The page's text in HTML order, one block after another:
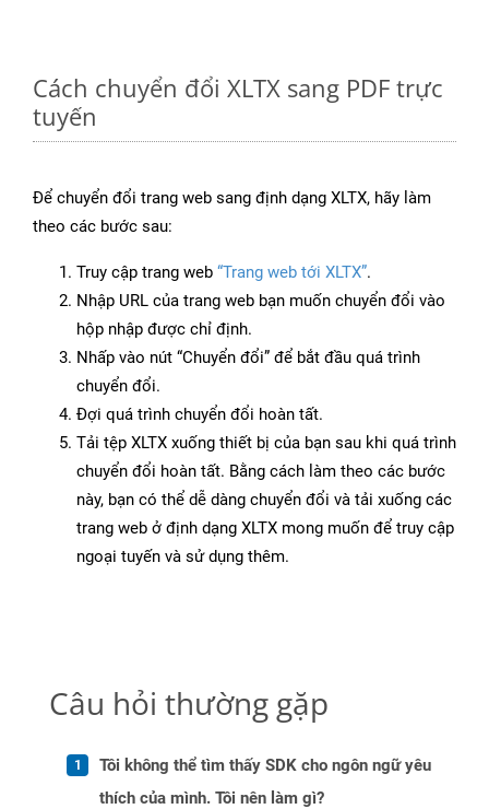
Cách chuyển đổi XLTX sang PDF trực
tuyến
Để chuyển đổi trang web sang định dạng XLTX, hãy làm
theo các bước sau:
Truy cập trang web “Trang web tới XLTX”.
Nhập URL của trang web bạn muốn chuyển đổi vào
hộp nhập được chỉ định.
Nhấp vào nút “Chuyển đổi” để bắt đầu quá trình
chuyển đổi.
Đợi quá trình chuyển đổi hoàn tất.
Tải tệp XLTX xuống thiết bị của bạn sau khi quá trình
chuyển đổi hoàn tất. Bằng cách làm theo các bước
này, bạn có thể dễ dàng chuyển đổi và tải xuống các
trang web ở định dạng XLTX mong muốn để truy cập
ngoại tuyến và sử dụng thêm.
Câu hỏi thường gặp
Tôi không thể tìm thấy SDK cho ngôn ngữ yêu
thích của mình. Tôi nên làm gì?